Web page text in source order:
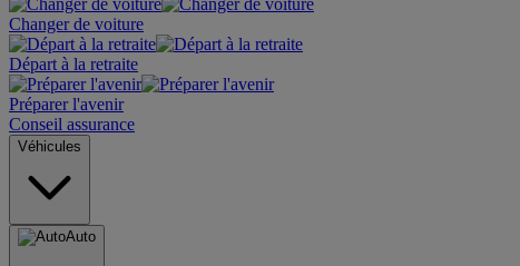
Changer de voiture
Départ à la retraite
Préparer l'avenir
Conseil assurance
Véhicules
Auto